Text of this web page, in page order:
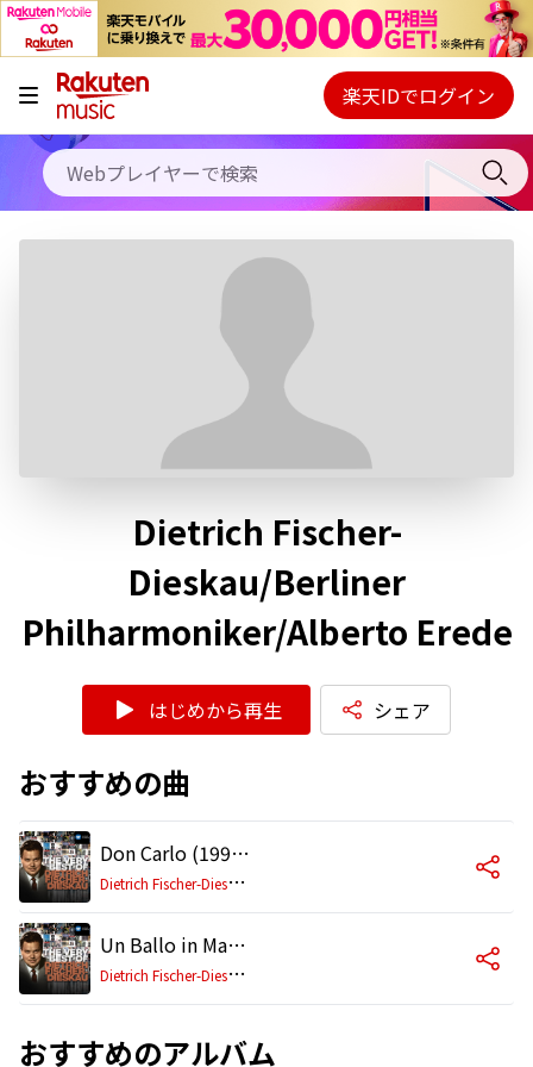
キャンペーン
料金プラン
使い方
Webプレイヤー
ご契約内容の確認・変更
楽天IDでログイン
Dietrich Fischer-
Dieskau/Berliner
Philharmoniker/Alberto Erede
はじめから再生 シェア
おすすめの曲
Don Carlo (1995 Remastered Version): Per me giunto ... O signore, ascolta (Act 4)
D
ietrich Fischer-Dieskau/Berliner Philharmoniker/Alberto Erede
Un Ballo in Maschera (1995 Remastered Version): Alzati!...Eri tu
D
ietrich Fischer-Dieskau/Berliner Philharmoniker/Alberto Erede
おすすめのアルバム